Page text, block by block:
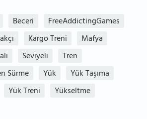
Beceri
FreeAddictingGames
Kargo Treni
Mafya
Seviyeli
Tren
Sürme Yük
Yük Taşıma
Yük Treni Yükseltme